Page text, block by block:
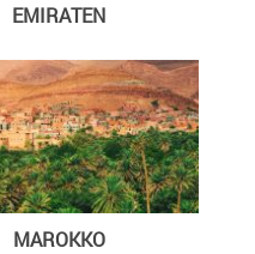
EMIRATEN
MAROKKO